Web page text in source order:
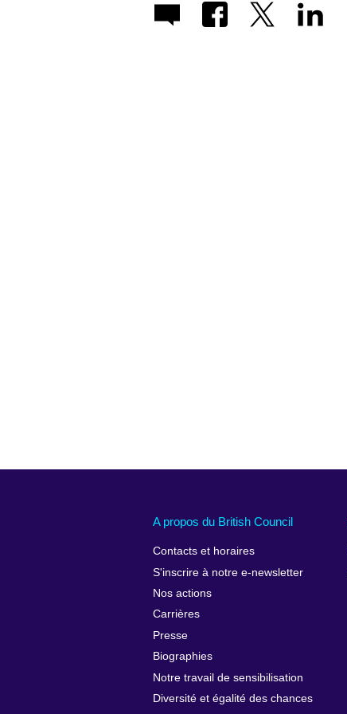
A propos du British Council
Contacts et horaires
S'inscrire à notre e-newsletter
Nos actions
Carrières
Presse
Biographies
Notre travail de sensibilisation
Diversité et égalité des chances